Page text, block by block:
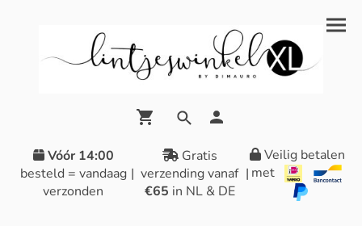
Vóór 14:00
besteld = vandaag
verzonden
|
Gratis
verzending vanaf
€65 in NL & DE
|
Veilig betalen
met